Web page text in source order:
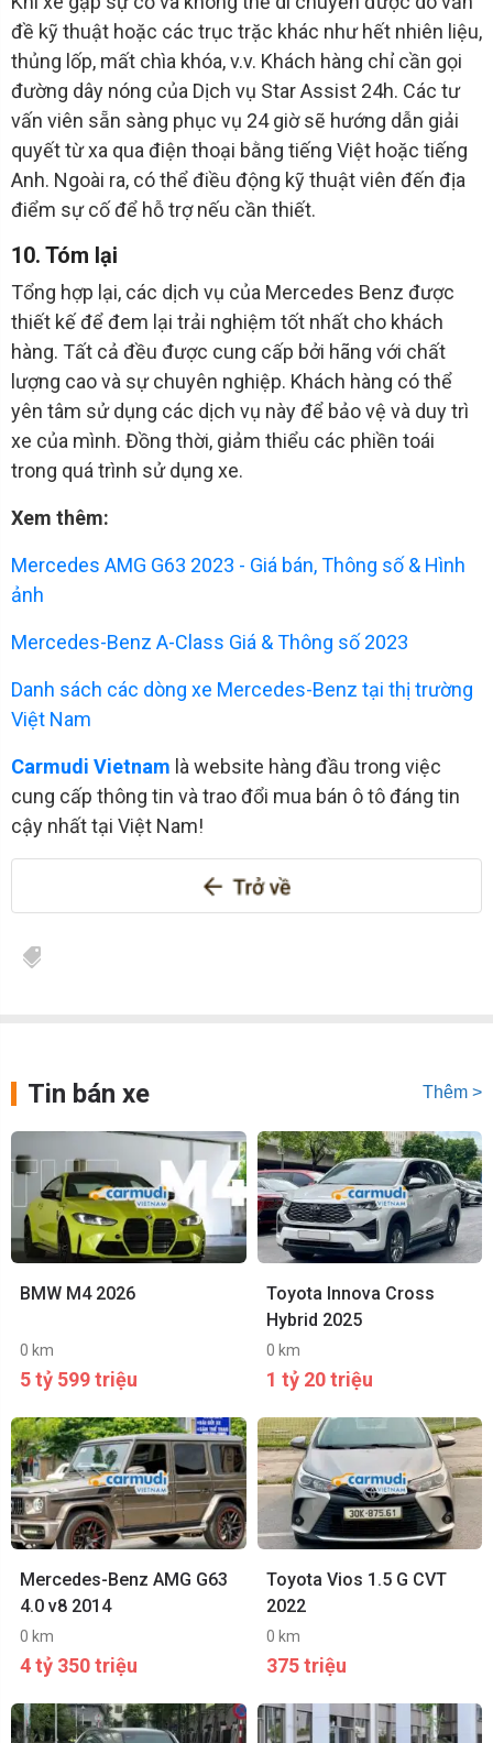
đề kỹ thuật hoặc các trục trặc khác như hết nhiên liệu,
thủng lốp, mất chìa khóa, v.v. Khách hàng chỉ cần gọi
đường dây nóng của Dịch vụ Star Assist 24h. Các tư
vấn viên sẵn sàng phục vụ 24 giờ sẽ hướng dẫn giải
quyết từ xa qua điện thoại bằng tiếng Việt hoặc tiếng
Anh. Ngoài ra, có thể điều động kỹ thuật viên đến địa
điểm sự cố để hỗ trợ nếu cần thiết.
10. Tóm lại
Tổng hợp lại, các dịch vụ của Mercedes Benz được
thiết kế để đem lại trải nghiệm tốt nhất cho khách
hàng. Tất cả đều được cung cấp bởi hãng với chất
lượng cao và sự chuyên nghiệp. Khách hàng có thể
yên tâm sử dụng các dịch vụ này để bảo vệ và duy trì
xe của mình. Đồng thời, giảm thiểu các phiền toái
trong quá trình sử dụng xe.
Xem thêm:
Mercedes AMG G63 2023 - Giá bán, Thông số & Hình
ảnh
Mercedes-Benz A-Class Giá & Thông số 2023
Danh sách các dòng xe Mercedes-Benz tại thị trường
Việt Nam
Carmudi Vietnam là website hàng đầu trong việc
cung cấp thông tin và trao đổi mua bán ô tô đáng tin
cậy nhất tại Việt Nam!
Tin bán xe Thêm >
BMW M4 2026
0 km
5 tỷ 599 triệu
Toyota Innova Cross
Hybrid 2025
0 km
1 tỷ 20 triệu
Mercedes-Benz AMG G63
4.0 v8 2014
0 km
4 tỷ 350 triệu
Toyota Vios 1.5 G CVT
2022
0 km
375 triệu